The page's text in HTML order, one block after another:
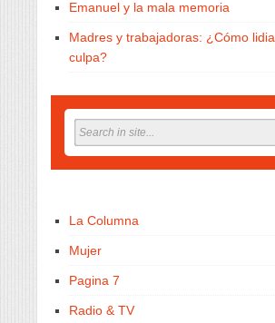
Emanuel y la mala memoria
Madres y trabajadoras: ¿Cómo
culpa?
La Columna
Mujer
Pagina 7
Radio & TV